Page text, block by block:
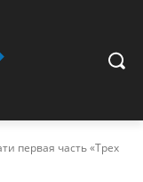
первая часть «Трех